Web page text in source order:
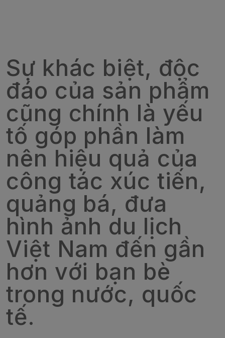
Sự khác biệt, độc
đáo của sản phẩm
cũng chính là yếu
tố góp phần làm
nên hiệu quả của
công tác xúc tiến,
quảng bá, đưa
hình ảnh du lịch
Việt Nam đến gần
hơn với bạn bè
trong nước, quốc
tế.